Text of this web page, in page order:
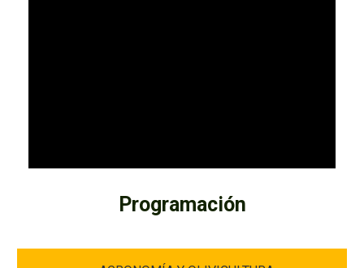
Programación